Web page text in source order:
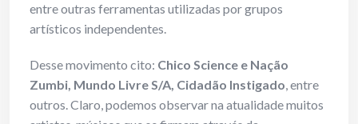
entre outras ferramentas utilizadas por grupos
artísticos independentes.
Desse movimento cito: Chico Science e Nação
Zumbi, Mundo Livre S/A, Cidadão Instigado, entre
outros. Claro, podemos observar na atualidade muitos